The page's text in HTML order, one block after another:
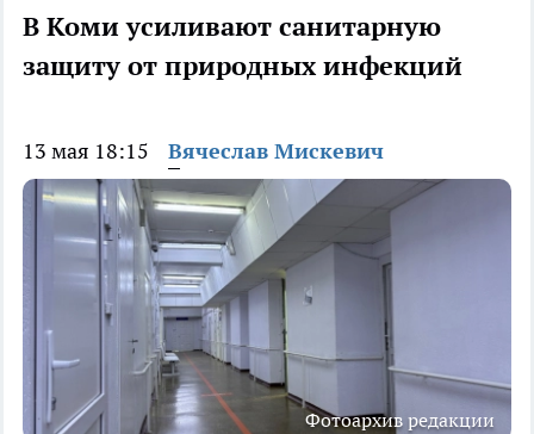
В Коми усиливают санитарную
защиту от природных инфекций
13 мая 18:15 Вячеслав Мискевич
Фотоархив редакции